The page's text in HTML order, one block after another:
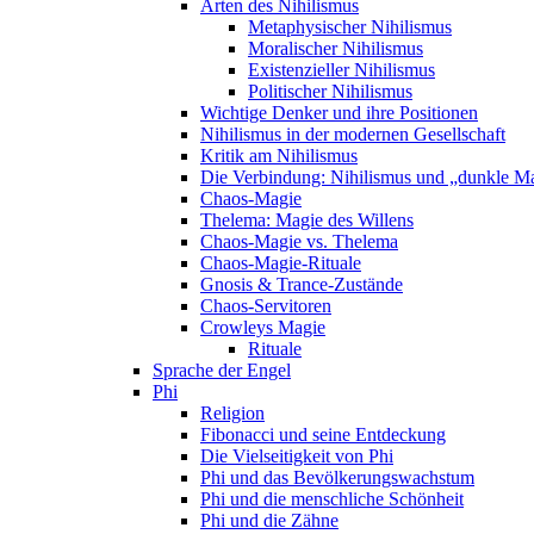
Arten des Nihilismus
Metaphysischer Nihilismus
Moralischer Nihilismus
Existenzieller Nihilismus
Politischer Nihilismus
Wichtige Denker und ihre Positionen
Nihilismus in der modernen Gesellschaft
Kritik am Nihilismus
Die Verbindung: Nihilismus und „dunkle
Chaos-Magie
Thelema: Magie des Willens
Chaos-Magie vs. Thelema
Chaos-Magie-Rituale
Gnosis & Trance-Zustände
Chaos-Servitoren
Crowleys Magie
Rituale
Sprache der Engel
Phi
Religion
Fibonacci und seine Entdeckung
Die Vielseitigkeit von Phi
Phi und das Bevölkerungswachstum
Phi und die menschliche Schönheit
Phi und die Zähne